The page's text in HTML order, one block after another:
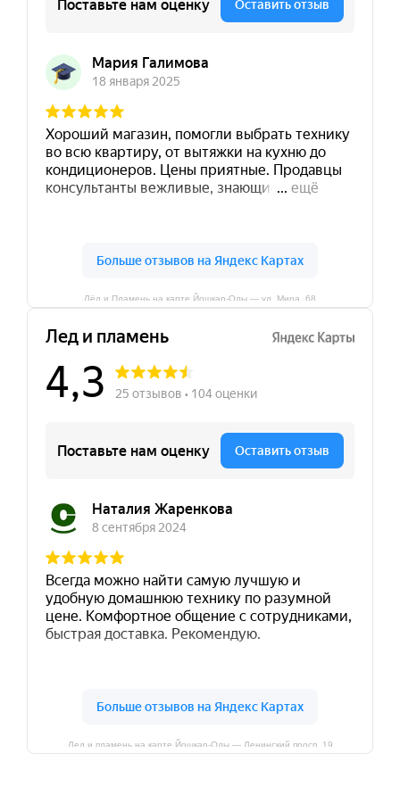
Лёд и Пламень на карте Йошкар‑Олы — ул. Мира, 68
Лед и пламень на карте Йошкар‑Олы — Ленинский просп.,19